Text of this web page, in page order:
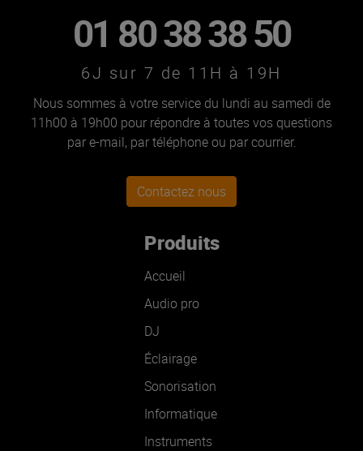
01 80 38 38 50
6J sur 7 de 11H à 19H
Nous sommes à votre service du lundi au samedi de
11h00 à 19h00 pour répondre à toutes vos questions
par e-mail, par téléphone ou par courrier.
Contactez nous
Produits
Accueil
Audio pro
DJ
Éclairage
Sonorisation
Informatique
Instruments